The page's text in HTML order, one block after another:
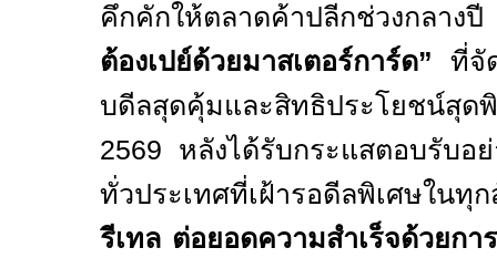
คึกคักให้ตลาดค้าปลีกช่วงกลางปี
ต้องเปย์ด้วยมาสเตอร์การ์ด” ที่จั
บดีลสุดคุ้มและสิทธิประโยชน์สุด
2569 หลังได้รับกระแสตอบรับอ
ทั่วประเทศที่เฝ้ารอดีลพิเศษใน
รีเทล ต่อยอดความสำเร็จด้วยก